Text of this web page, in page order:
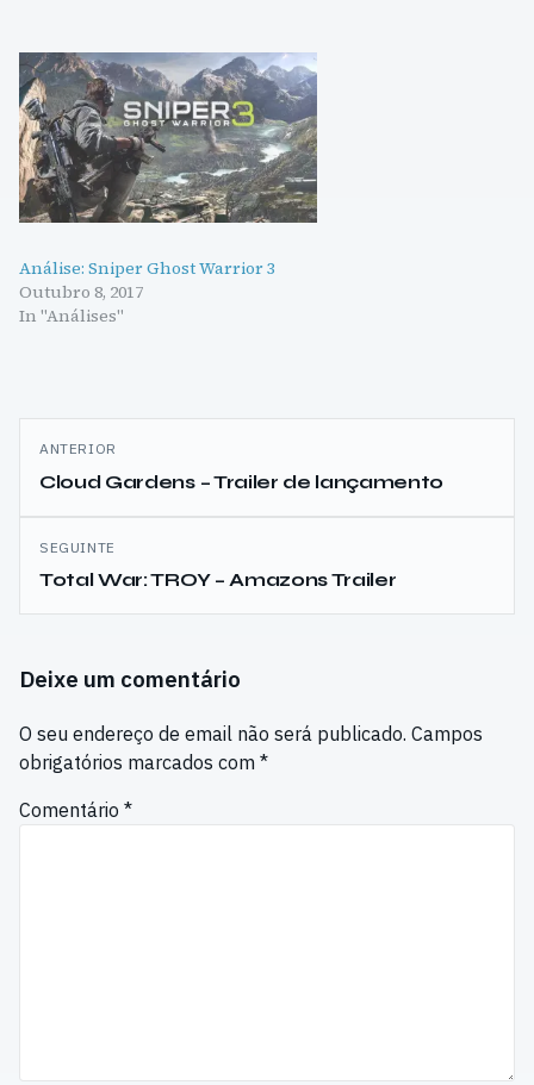
Análise: Sniper Ghost Warrior 3
Outubro 8, 2017
In "Análises"
Navegação
de
artigos
ANTERIOR
Cloud Gardens – Trailer de lançamento
SEGUINTE
Total War: TROY – Amazons Trailer
Deixe um comentário
O seu endereço de email não será publicado. Campos
obrigatórios marcados com *
Comentário *